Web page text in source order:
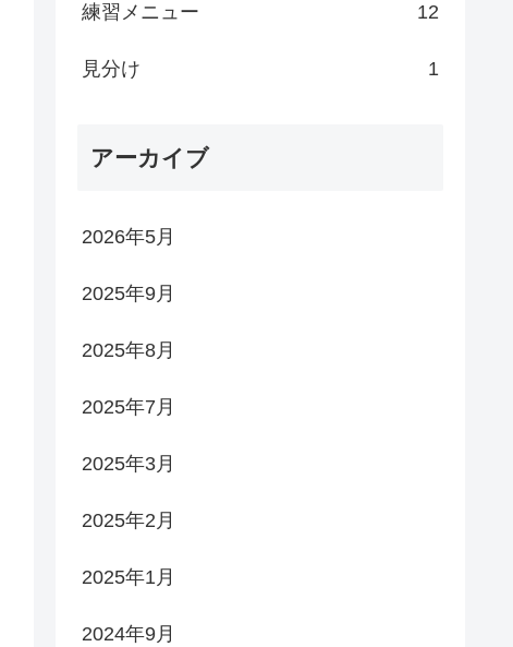
練習メニュー 12
見分け 1
アーカイブ
2026年5月
2025年9月
2025年8月
2025年7月
2025年3月
2025年2月
2025年1月
2024年9月